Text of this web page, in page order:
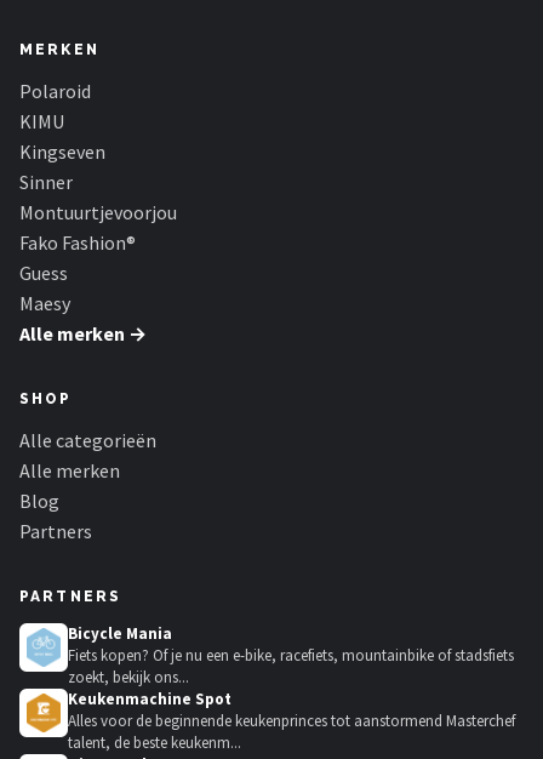
MERKEN
Polaroid
KIMU
Kingseven
Sinner
Montuurtjevoorjou
Fako Fashion®
Guess
Maesy
Alle merken →
SHOP
Alle categorieën
Alle merken
Blog
Partners
PARTNERS
Bicycle Mania
Fiets kopen? Of je nu een e-bike, racefiets, mountainbike of stadsfiets
zoekt, bekijk ons...
Keukenmachine Spot
Alles voor de beginnende keukenprinces tot aanstormend Masterchef
talent, de beste keukenm...